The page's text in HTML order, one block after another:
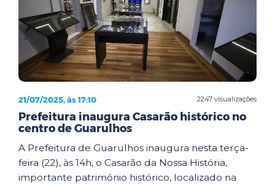
2247 visualizações
21/07/2025, às 17:10
Prefeitura inaugura Casarão histórico no
centro de Guarulhos
A Prefeitura de Guarulhos inaugura nesta terça-
feira (22), às 14h, o Casarão da Nossa História,
importante patrimônio histórico, localizado na